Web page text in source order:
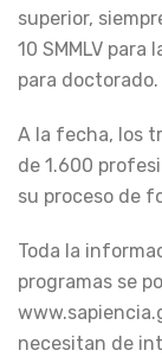
superior,
10 SMMLV para
para doctorado.
A la fecha, los
de 1.600
su proceso de
Toda la
programas se
necesitan de